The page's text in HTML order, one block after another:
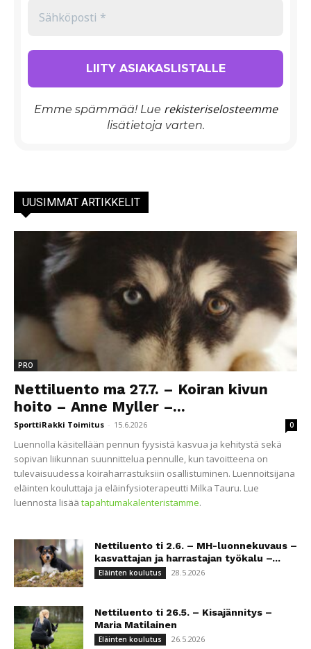
Emme spämmää! Lue rekisteriselosteemme
lisätietoja varten.
UUSIMMAT ARTIKKELIT
PRO
Nettiluento ma 27.7. – Koiran kivun
hoito – Anne Myller –...
SporttiRakki Toimitus - 15.6.2026 0
Luennolla käsitellään pennun fyysistä kasvua ja kehitystä sekä
sopivan liikunnan suunnittelua pennulle, kun tavoitteena on
tulevaisuudessa koiraharrastuksiin osallistuminen. Luennoitsijana
eläinten kouluttaja ja eläinfysioterapeutti Milka Tauru. Lue
luennosta lisää tapahtumakalenteristamme.
Nettiluento ti 2.6. – MH-luonnekuvaus –
kasvattajan ja harrastajan työkalu –...
Eläinten koulutus 28.5.2026
Nettiluento ti 26.5. – Kisajännitys –
Maria Matilainen
Eläinten koulutus 26.5.2026